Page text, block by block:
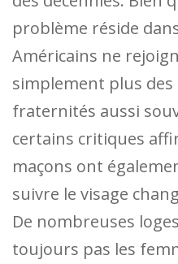
problème réside
Américains ne
simplement plus des
fraternités aussi
certains critiques
maçons ont
suivre le visage
De nombreuses
toujours pas les